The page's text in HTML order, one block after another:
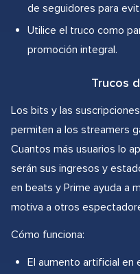
de seguidores para
Utilice el truco como
promoción integral.
Trucos
Los bits y las
permiten a los streamers
Cuantos más usuarios lo
serán sus ingresos y
en beats y Prime ayuda a
motiva a otros
Cómo funciona:
El aumento artificial en